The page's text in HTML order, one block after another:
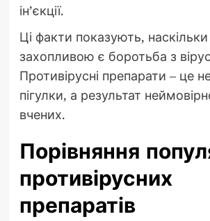
ін’єкції.
Ці факти показують,
захопливою є боротьба з
Противірусні препарати – це
пігулки, а результат
вчених.
Порівняння
противірусних
препаратів